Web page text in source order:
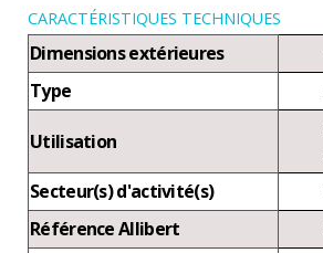
CARACTÉRISTIQUES TECHNIQUES
Dimensions extérieures
Type
Utilisation
Secteur(s) d'activité(s)
Référence Allibert